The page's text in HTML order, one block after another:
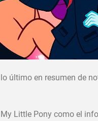
último en resumen de
Little Pony como el